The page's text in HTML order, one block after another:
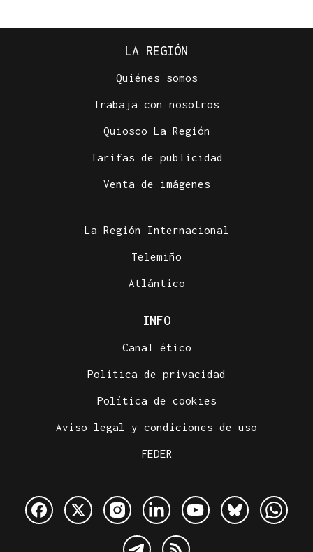
LA REGIÓN
Quiénes somos
Trabaja con nosotros
Quiosco La Región
Tarifas de publicidad
Venta de imágenes
La Región Internacional
Telemiño
Atlántico
INFO
Canal ético
Política de privacidad
Política de cookies
Aviso legal y condiciones de uso
FEDER